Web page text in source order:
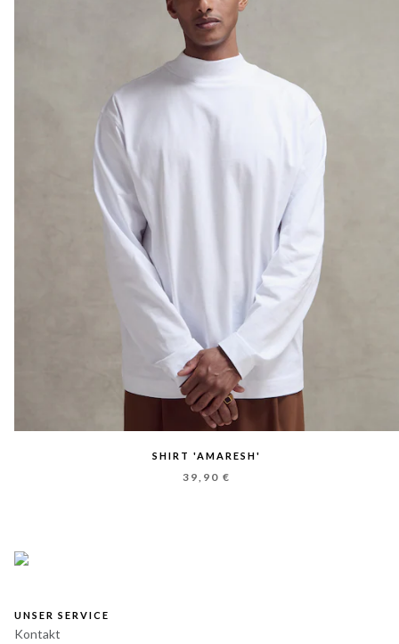
SHIRT 'AMARESH'
39,90 €
UNSER SERVICE
Kontakt